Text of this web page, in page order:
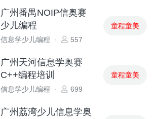
广州番禺NOIP信奥赛
少儿编程
信息学少儿编程 · 557
童程童美
广州天河信息学奥赛
C++编程培训
信息学少儿编程 · 699
童程童美
广州荔湾少儿信息学奥